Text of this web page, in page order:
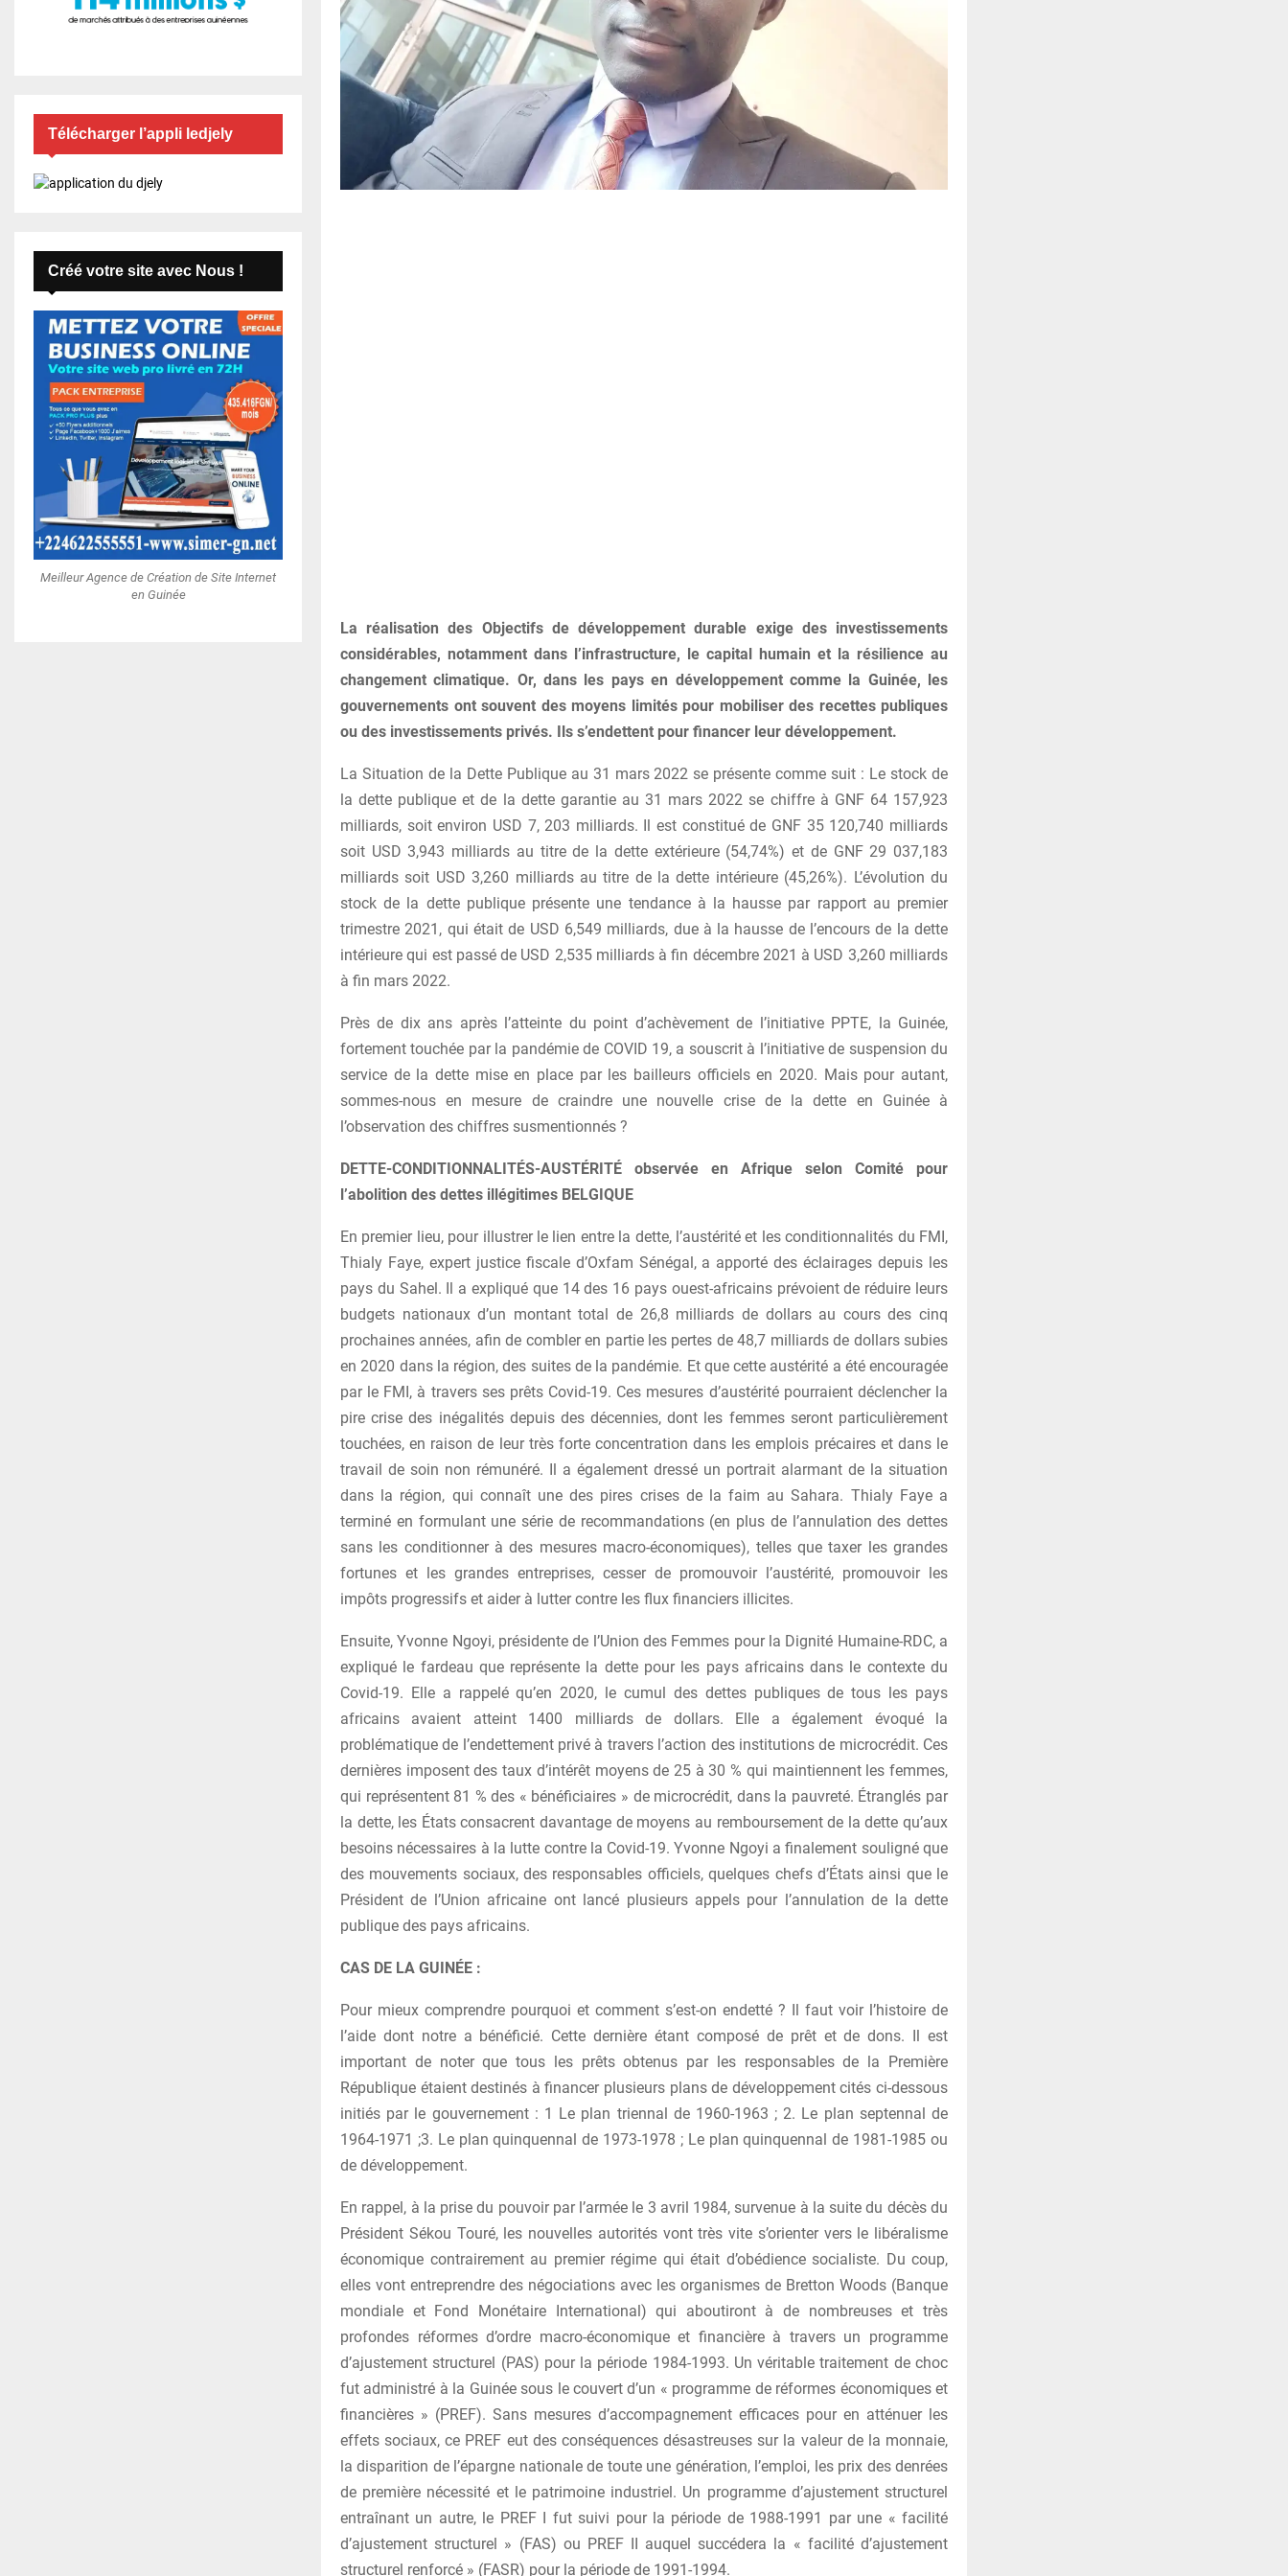
La réalisation des Objectifs de développement durable exige des investissements
considérables, notamment dans l’infrastructure, le capital humain et la résilience au
changement climatique. Or, dans les pays en développement comme la Guinée, les
gouvernements ont souvent des moyens limités pour mobiliser des recettes publiques
ou des investissements privés. Ils s’endettent pour financer leur développement.
La Situation de la Dette Publique au 31 mars 2022 se présente comme suit : Le stock de
la dette publique et de la dette garantie au 31 mars 2022 se chiffre à GNF 64 157,923
milliards, soit environ USD 7, 203 milliards. Il est constitué de GNF 35 120,740 milliards
soit USD 3,943 milliards au titre de la dette extérieure (54,74%) et de GNF 29 037,183
milliards soit USD 3,260 milliards au titre de la dette intérieure (45,26%). L’évolution du
stock de la dette publique présente une tendance à la hausse par rapport au premier
trimestre 2021, qui était de USD 6,549 milliards, due à la hausse de l’encours de la dette
intérieure qui est passé de USD 2,535 milliards à fin décembre 2021 à USD 3,260 milliards
à fin mars 2022.
Près de dix ans après l’atteinte du point d’achèvement de l’initiative PPTE, la Guinée,
fortement touchée par la pandémie de COVID 19, a souscrit à l’initiative de suspension du
service de la dette mise en place par les bailleurs officiels en 2020. Mais pour autant,
sommes-nous en mesure de craindre une nouvelle crise de la dette en Guinée à
l’observation des chiffres susmentionnés ?
DETTE-CONDITIONNALITÉS-AUSTÉRITÉ observée en Afrique selon Comité pour
l’abolition des dettes illégitimes BELGIQUE
En premier lieu, pour illustrer le lien entre la dette, l’austérité et les conditionnalités du FMI,
Thialy Faye, expert justice fiscale d’Oxfam Sénégal, a apporté des éclairages depuis les
pays du Sahel. Il a expliqué que 14 des 16 pays ouest-africains prévoient de réduire leurs
budgets nationaux d’un montant total de 26,8 milliards de dollars au cours des cinq
prochaines années, afin de combler en partie les pertes de 48,7 milliards de dollars subies
en 2020 dans la région, des suites de la pandémie. Et que cette austérité a été encouragée
par le FMI, à travers ses prêts Covid-19. Ces mesures d’austérité pourraient déclencher la
pire crise des inégalités depuis des décennies, dont les femmes seront particulièrement
touchées, en raison de leur très forte concentration dans les emplois précaires et dans le
travail de soin non rémunéré. Il a également dressé un portrait alarmant de la situation
dans la région, qui connaît une des pires crises de la faim au Sahara. Thialy Faye a
terminé en formulant une série de recommandations (en plus de l’annulation des dettes
sans les conditionner à des mesures macro-économiques), telles que taxer les grandes
fortunes et les grandes entreprises, cesser de promouvoir l’austérité, promouvoir les
impôts progressifs et aider à lutter contre les flux financiers illicites.
Ensuite, Yvonne Ngoyi, présidente de l’Union des Femmes pour la Dignité Humaine-RDC, a
expliqué le fardeau que représente la dette pour les pays africains dans le contexte du
Covid-19. Elle a rappelé qu’en 2020, le cumul des dettes publiques de tous les pays
africains avaient atteint 1400 milliards de dollars. Elle a également évoqué la
problématique de l’endettement privé à travers l’action des institutions de microcrédit. Ces
dernières imposent des taux d’intérêt moyens de 25 à 30 % qui maintiennent les femmes,
qui représentent 81 % des « bénéficiaires » de microcrédit, dans la pauvreté. Étranglés par
la dette, les États consacrent davantage de moyens au remboursement de la dette qu’aux
besoins nécessaires à la lutte contre la Covid-19. Yvonne Ngoyi a finalement souligné que
des mouvements sociaux, des responsables officiels, quelques chefs d’États ainsi que le
Président de l’Union africaine ont lancé plusieurs appels pour l’annulation de la dette
publique des pays africains.
CAS DE LA GUINÉE :
Pour mieux comprendre pourquoi et comment s’est-on endetté ? Il faut voir l’histoire de
l’aide dont notre a bénéficié. Cette dernière étant composé de prêt et de dons. Il est
important de noter que tous les prêts obtenus par les responsables de la Première
République étaient destinés à financer plusieurs plans de développement cités ci-dessous
initiés par le gouvernement : 1 Le plan triennal de 1960-1963 ; 2. Le plan septennal de
1964-1971 ;3. Le plan quinquennal de 1973-1978 ; Le plan quinquennal de 1981-1985 ou
de développement.
En rappel, à la prise du pouvoir par l’armée le 3 avril 1984, survenue à la suite du décès du
Président Sékou Touré, les nouvelles autorités vont très vite s’orienter vers le libéralisme
économique contrairement au premier régime qui était d’obédience socialiste. Du coup,
elles vont entreprendre des négociations avec les organismes de Bretton Woods (Banque
mondiale et Fond Monétaire International) qui aboutiront à de nombreuses et très
profondes réformes d’ordre macro-économique et financière à travers un programme
d’ajustement structurel (PAS) pour la période 1984-1993. Un véritable traitement de choc
fut administré à la Guinée sous le couvert d’un « programme de réformes économiques et
financières » (PREF). Sans mesures d’accompagnement efficaces pour en atténuer les
effets sociaux, ce PREF eut des conséquences désastreuses sur la valeur de la monnaie,
la disparition de l’épargne nationale de toute une génération, l’emploi, les prix des denrées
de première nécessité et le patrimoine industriel. Un programme d’ajustement structurel
entraînant un autre, le PREF I fut suivi pour la période de 1988-1991 par une « facilité
d’ajustement structurel » (FAS) ou PREF II auquel succédera la « facilité d’ajustement
structurel renforcé » (FASR) pour la période de 1991-1994.
Télécharger l’appli ledjely
Créé votre site avec Nous !
Meilleur Agence de Création de Site Internet
en Guinée